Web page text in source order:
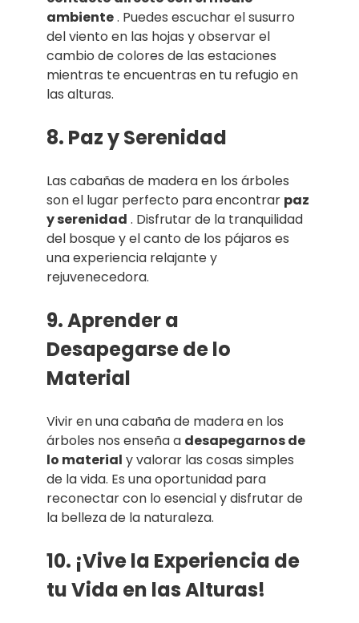
ambiente. Puedes escuchar el susurro
del viento en las hojas y observar el
cambio de colores de las estaciones
mientras te encuentras en tu refugio en
las alturas.
8. Paz y Serenidad
Las cabañas de madera en los árboles
son el lugar perfecto para encontrar paz
y serenidad . Disfrutar de la tranquilidad
del bosque y el canto de los pájaros es
una experiencia relajante y
rejuvenecedora.
9. Aprender a
Desapegarse de lo
Material
Vivir en una cabaña de madera en los
árboles nos enseña a desapegarnos de
lo material y valorar las cosas simples
de la vida. Es una oportunidad para
reconectar con lo esencial y disfrutar de
la belleza de la naturaleza.
10. ¡Vive la Experiencia de
tu Vida en las Alturas!